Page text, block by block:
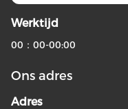
Werktijd
00：00-00:00
Ons adres
Adres